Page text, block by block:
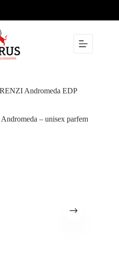
Andromeda EDP